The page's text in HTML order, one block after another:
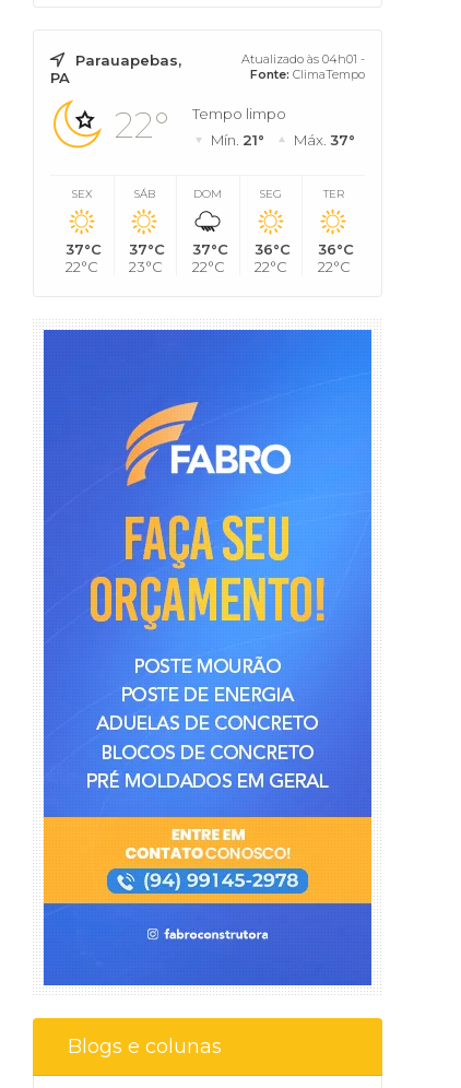
Parauapebas,
PA
Atualizado às 04h01 -
Fonte: ClimaTempo
22°
Tempo limpo
Mín. 21° Máx. 37°
SEX
37°C
22°C
SÁB
37°C
23°C
DOM
37°C
22°C
SEG
36°C
22°C
TER
36°C
22°C
Blogs e colunas